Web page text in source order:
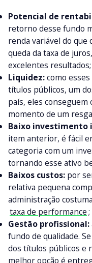
Potencial de
retorno desse fundo
renda variável do que
queda da taxa de
excelentes resultados;
Liquidez:como
títulos públicos, um
país, eles
momento de um
Baixo investimento
item anterior, é fácil
categoria com um
tornando esse ativo
Baixos custos: por
relativa pequena
administração
taxa de performance;
Gestão profissional:
fundo de qualidade.
dos títulos públicos e
melhor opção é